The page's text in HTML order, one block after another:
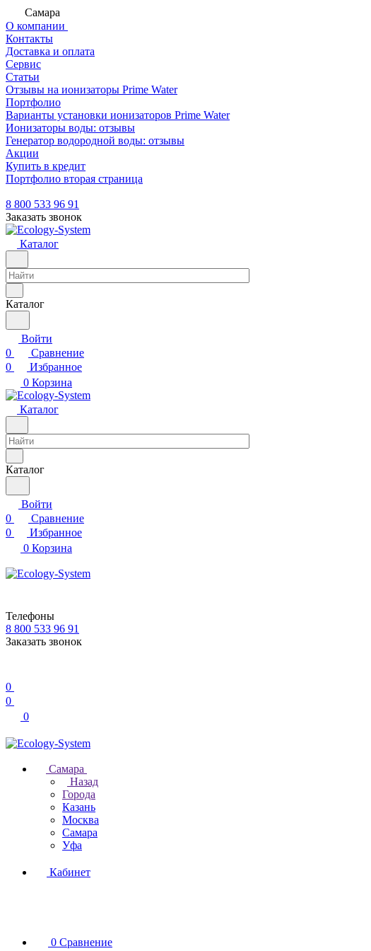
Самара
О компании
Контакты
Доставка и оплата
Сервис
Статьи
Отзывы на ионизаторы Prime Water
Портфолио
Варианты установки ионизаторов Prime Water
Ионизаторы воды: отзывы
Генератор водородной воды: отзывы
Акции
Купить в кредит
Портфолио вторая страница
8 800 533 96 91
Заказать звонок
Каталог
Каталог
Войти
0
Сравнение
0
Избранное
0 Корзина
Каталог
Каталог
Войти
0
Сравнение
0
Избранное
0 Корзина
Телефоны
8 800 533 96 91
Заказать звонок
0
0
0
Самара
Назад
Города
Казань
Москва
Самара
Уфа
Кабинет
0 Сравнение